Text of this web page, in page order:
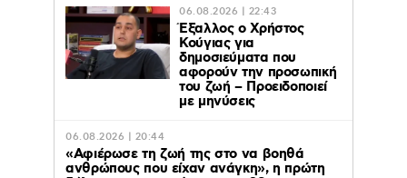
06.08.2026 | 22:43
Έξαλλος ο Χρήστος
Κούγιας για
δημοσιεύματα που
αφορούν την προσωπική
του ζωή – Προειδοποιεί
με μηνύσεις
06.08.2026 | 20:44
«Αφιέρωσε τη ζωή της στο να βοηθά
ανθρώπους που είχαν ανάγκη», η πρώτη